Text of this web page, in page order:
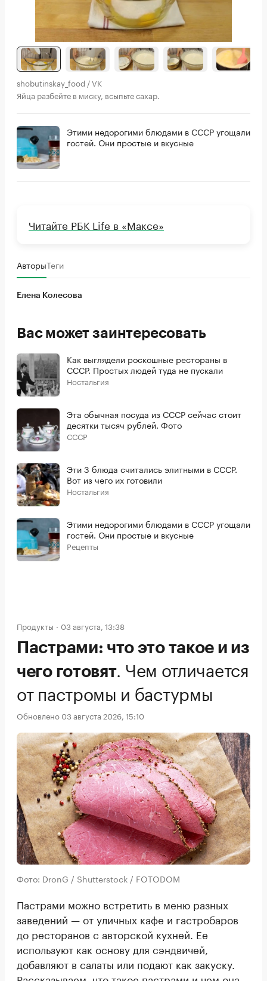
shobutinskay_food / VK
Яйца разбейте в миску, всыпьте сахар.
Этими недорогими блюдами в СССР угощали
гостей. Они простые и вкусные
Читайте РБК Life в «Максе»
АвторыТеги
Елена Колесова
Вас может заинтересовать
Как выглядели роскошные рестораны в
СССР. Простых людей туда не пускали
Ностальгия
Эта обычная посуда из СССР сейчас стоит
десятки тысяч рублей. Фото
СССР
Эти 3 блюда считались элитными в СССР.
Вот из чего их готовили
Ностальгия
Этими недорогими блюдами в СССР угощали
гостей. Они простые и вкусные
Рецепты
Продукты 03 августа, 13:38
Пастрами: что это такое и из
чего готовят. Чем отличается
от пастромы и бастурмы
Обновлено 03 августа 2026, 15:10
Фото: DronG / Shutterstock / FOTODOM
Пастрами можно встретить в меню разных
заведений — от уличных кафе и гастробаров
до ресторанов с авторской кухней. Ее
используют как основу для сэндвичей,
добавляют в салаты или подают как закуску.